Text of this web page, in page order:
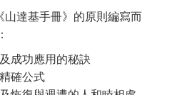
山達基手冊》的原則編寫而
成功應用的秘訣
確公式